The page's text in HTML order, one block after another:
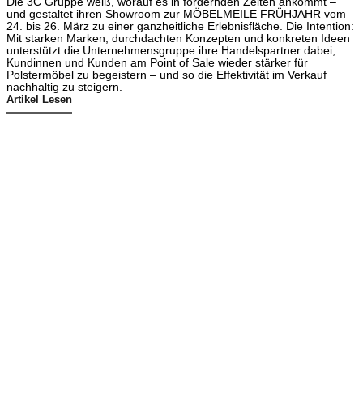
und gestaltet ihren Showroom zur MÖBELMEILE FRÜHJAHR vom
24. bis 26. März zu einer ganzheitliche Erlebnisfläche. Die Intention:
Mit starken Marken, durchdachten Konzepten und konkreten Ideen
unterstützt die Unternehmensgruppe ihre Handelspartner dabei,
Kundinnen und Kunden am Point of Sale wieder stärker für
Polstermöbel zu begeistern – und so die Effektivität im Verkauf
nachhaltig zu steigern.
Artikel Lesen